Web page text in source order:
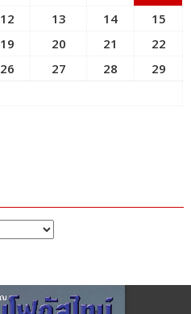
12 13 14
15
19 20 21
22
26 27 28
29